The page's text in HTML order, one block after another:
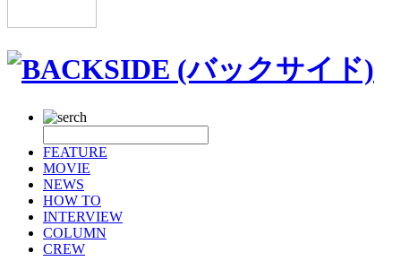
FEATURE
MOVIE
NEWS
HOW TO
INTERVIEW
COLUMN
CREW